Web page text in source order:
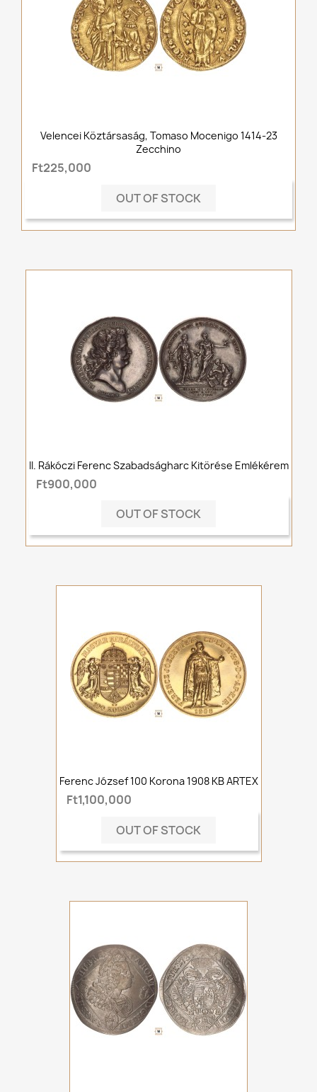
Velencei Köztársaság, Tomaso Mocenigo 1414-23
Zecchino
Ft225,000
OUT OF STOCK
II. Rákóczi Ferenc Szabadságharc Kitörése Emlékérem
Ft900,000
OUT OF STOCK
Ferenc József 100 Korona 1908 KB ARTEX
Ft1,100,000
OUT OF STOCK